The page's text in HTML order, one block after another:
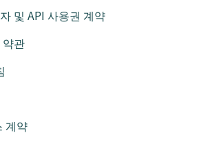
및 API 사용권 계약
관
계약